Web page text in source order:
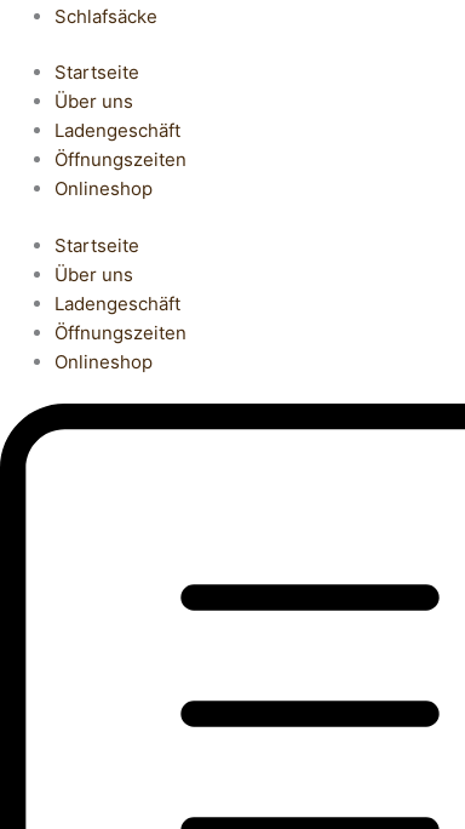
Schlafsäcke
Startseite
Über uns
Ladengeschäft
Öffnungszeiten
Onlineshop
Startseite
Über uns
Ladengeschäft
Öffnungszeiten
Onlineshop